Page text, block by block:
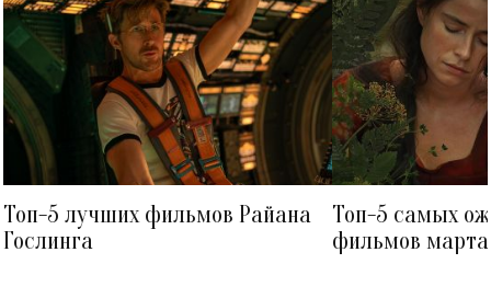
Топ-5 лучших фильмов Райана
Гослинга
Топ-5 самых
фильмов